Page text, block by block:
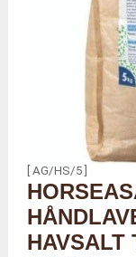
[ AG/HS/5 ]
HAVSALT